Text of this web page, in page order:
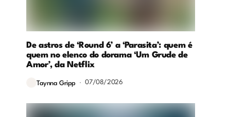
De astros de ‘Round 6’ a ‘Parasita’: quem é
quem no elenco do dorama ‘Um Grude de
Amor’, da Netflix
Taynna Gripp 07/08/2026